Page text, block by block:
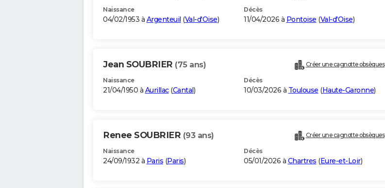
Naissance
04/02/1953 à Argenteuil (Val-d'Oise)
Décès
11/04/2026 à Pontoise (Val-d'Oise)
Jean SOUBRIER (75 ans) Créer une cagnotte obsèques
Naissance
21/04/1950 à Aurillac(Cantal)
Décès
10/03/2026 à Toulouse (Haute-Garonne)
Renee SOUBRIER (93 ans) Créer une cagnotte obsèques
Naissance
24/09/1932 à Paris (Paris)
Décès
05/01/2026 à Chartres (Eure-et-Loir)